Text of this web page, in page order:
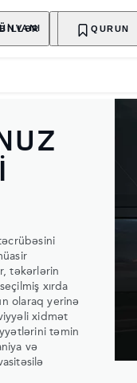
SAHİBLƏR
QURUN
təkərlərin
xırda
olaraq yerinə
xidmət
təmin
və